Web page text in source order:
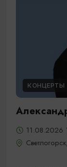
КОНЦЕРТЫ
11.08.2026